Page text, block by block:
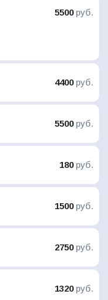
5500руб.
4400руб.
5500руб.
180руб.
1500руб.
2750руб.
1320руб.